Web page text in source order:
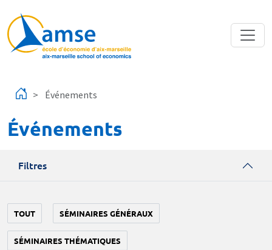
Événements
Événements
Filtres
TOUT SÉMINAIRES GÉNÉRAUX
SÉMINAIRES THÉMATIQUES